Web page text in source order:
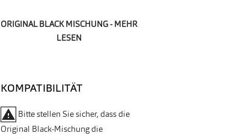
ORIGINAL BLACK MISCHUNG - MEHR
LESEN
KOMPATIBILITÄT
warning Bitte stellen Sie sicher, dass die
Original Black-Mischung die